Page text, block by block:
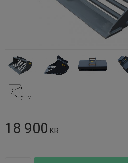
18 900 KR